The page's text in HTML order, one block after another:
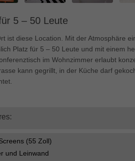
5 – 50 Leute
ist diese Location. Mit der Atmosphäre
Platz für 5 – 50 Leute und mit einem
im Wohnzimmer erlaubt
kann gegrillt, in der Küche darf
(55 Zoll)
und Leinwand